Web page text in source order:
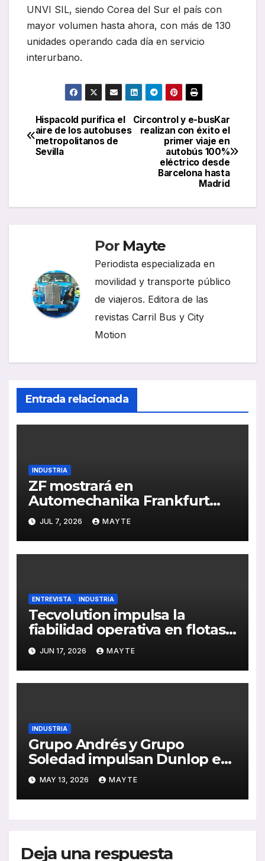
UNVI SIL, siendo Corea del Sur el país con
mayor volumen hasta ahora, con más de 130
unidades operando cada día en servicio
interurbano.
Navegación
de
Circontrol y e-busKar
realizan con éxito el
primer viaje en
autobús 100%
eléctrico desde
Barcelona hasta
Madrid
Hispacold purifica el
aire de los autobuses
metropolitanos de
Sevilla
Por Mayte
Periodista especializada en
movilidad y transporte público
de viajeros. Editora de las
revistas Carril Bus y City
Motion
Entrada relacionada
INDUSTRIA
ZF mostrará en
Automechanika Frankfurt
2026 sus nuevas soluciones
de IA, formación en
electromovilidad y frenado
sostenible
JUL 7, 2026 MAYTE
ENTREVISTA INDUSTRIA
Tecvolution impulsa la
fiabilidad operativa en flotas
con baterías diseñadas
“desde la necesidad del
transportista”
JUN 17, 2026 MAYTE
INDUSTRIA
Grupo Andrés y Grupo
Soledad impulsan Dunlop en
España con una alianza
estratégica clave para la
movilidad profesional
MAY 13, 2026 MAYTE
Deja una respuesta